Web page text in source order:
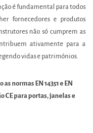
é fundamental para todos
fornecedores e produtos
não só cumprem as
ativamente para a
vidas e patrimónios.
normas EN 14351 e EN
CE para portas, janelas e